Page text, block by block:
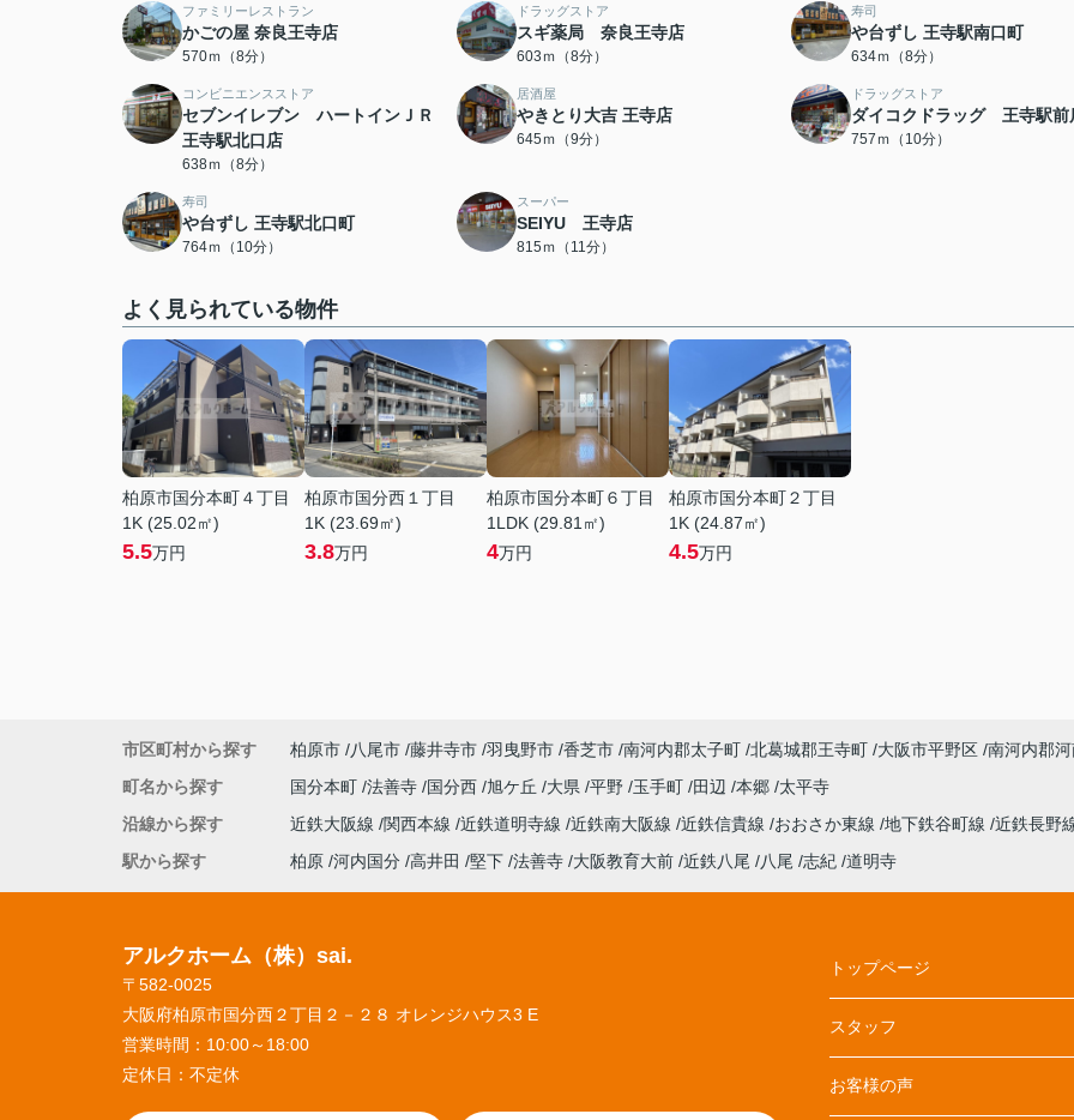
ファミリーレストラン
かごの屋 奈良王寺店
570ｍ（8分）
ドラッグストア
スギ薬局 奈良王寺店
603ｍ（8分）
寿司
や台ずし 王寺駅南口町
634ｍ（8分）
コンビニエンスストア
セブンイレブン ハートインＪＲ
王寺駅北口店
638ｍ（8分）
居酒屋
やきとり大吉 王寺店
645ｍ（9分）
ドラッグストア
ダイコクドラッグ 王寺駅前
757ｍ（10分）
寿司
や台ずし 王寺駅北口町
764ｍ（10分）
スーパー
SEIYU 王寺店
815ｍ（11分）
よく見られている物件
柏原市国分本町４丁目
1K (25.02㎡)
5.5万円
柏原市国分西１丁目
1K (23.69㎡)
3.8万円
柏原市国分本町６丁目
1LDK (29.81㎡)
4万円
柏原市国分本町２丁目
1K (24.87㎡)
4.5万円
市区町村から探す 柏原市 八尾市 藤井寺市 羽曳野市 香芝市 南河内郡太子町 北葛城郡王寺町 大阪市平野区 南河内郡
町名から探す
国分本町 法善寺 国分西 旭ケ丘 大県 平野 玉手町 田辺 本郷 太平寺
沿線から探す
近鉄大阪線 関西本線 近鉄道明寺線 近鉄南大阪線 近鉄信貴線 おおさか東線 地下鉄谷町線 近鉄長野
駅から探す
柏原 河内国分 高井田 堅下 法善寺 大阪教育大前 近鉄八尾 八尾 志紀 道明寺
アルクホーム（株）sai.
〒582-0025
大阪府柏原市国分西２丁目２－２８ オレンジハウス3 E
営業時間： 10:00～18:00
定休日： 不定休
トップページ
スタッフ
お客様の声